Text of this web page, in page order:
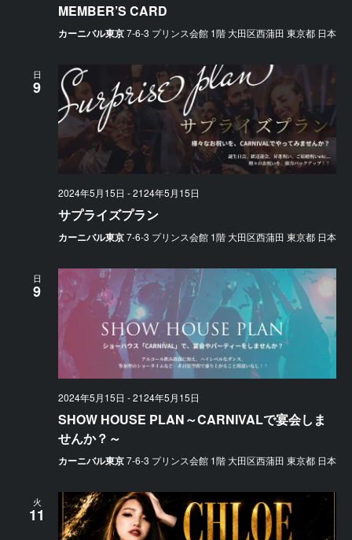
MEMBER’S CARD
カーニバル東京7-6-3 プリンス会館 1階 大田区西蒲田 東京都 日本
日
9
2024年5月15日 -2124年5月15日
サプライズプラン
カーニバル東京7-6-3 プリンス会館 1階 大田区西蒲田 東京都 日本
日
9
2024年5月15日 -2124年5月15日
SHOW HOUSE PLAN～CARNIVALで宴会しま
せんか？～
カーニバル東京7-6-3 プリンス会館 1階 大田区西蒲田 東京都 日本
火
11